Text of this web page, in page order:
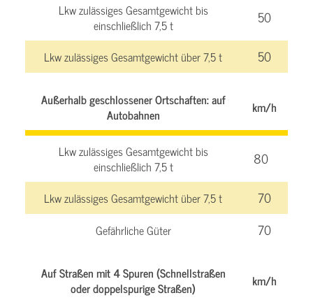
Lkw zulässiges Gesamtgewicht bis
einschließlich 7,5 t
50
Lkw zulässiges Gesamtgewicht über 7,5 t 50
Außerhalb geschlossener Ortschaften: auf
Autobahnen
km/h
Lkw zulässiges Gesamtgewicht bis
einschließlich 7,5 t
80
Lkw zulässiges Gesamtgewicht über 7,5 t 70
Gefährliche Güter 70
Auf Straßen mit 4 Spuren (Schnellstraßen
oder doppelspurige Straßen)
km/h